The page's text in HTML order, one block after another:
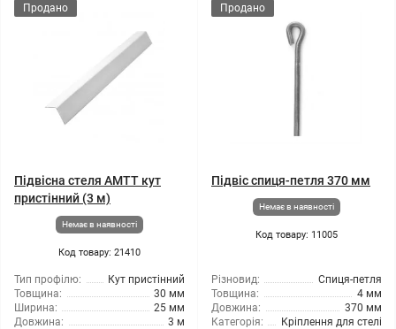
Продано
Підвісна стеля AMTT кут
пристінний (3 м)
Немає в наявності
Код товару: 21410
Тип профілю:
Кут пристінний
Товщина:
30 мм
Ширина:
25 мм
Довжина:
3 м
Продано
Підвіс спиця-петля 370 мм
Немає в наявності
Код товару: 11005
Різновид:
Спиця-петля
Товщина:
4 мм
Довжина:
370 мм
Категорія:
Кріплення для стелі